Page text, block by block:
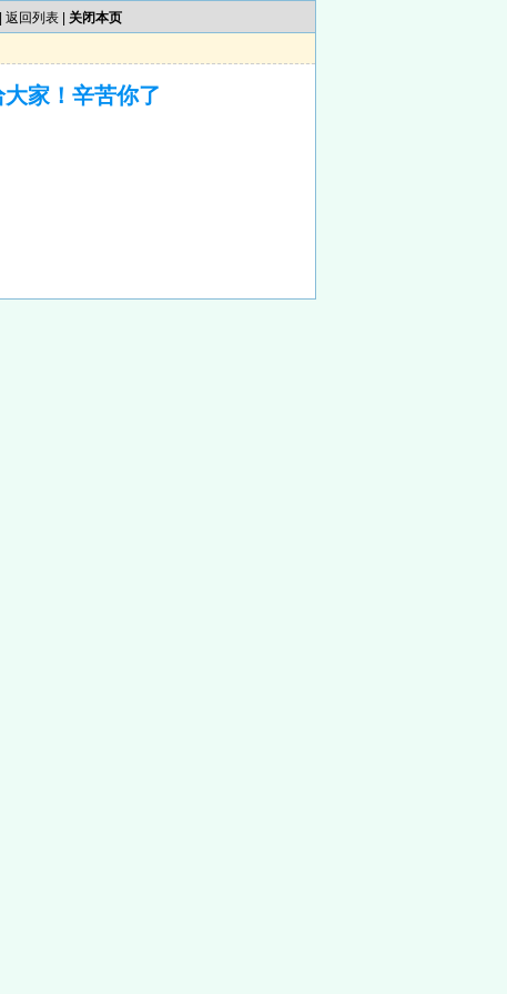
返回列表 关闭本页
家！辛苦你了